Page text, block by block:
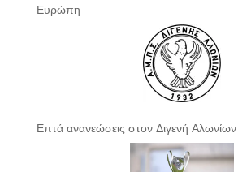
Ευρώπη
Επτά ανανεώσεις στον Διγενή Αλωνίων